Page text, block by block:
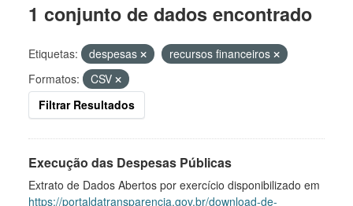
1 conjunto de dados encontrado
Etiquetas: despesas
recursos financeiros
Formatos:
CSV
Filtrar Resultados
Execução das Despesas Públicas
Extrato de Dados Abertos por exercício disponibilizado em
https://portaldatransparencia.gov.br/download-de-